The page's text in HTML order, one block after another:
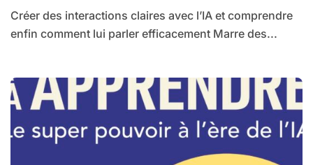
Créer des interactions claires avec l’IA et comprendre
enfin comment lui parler efficacement Marre des...